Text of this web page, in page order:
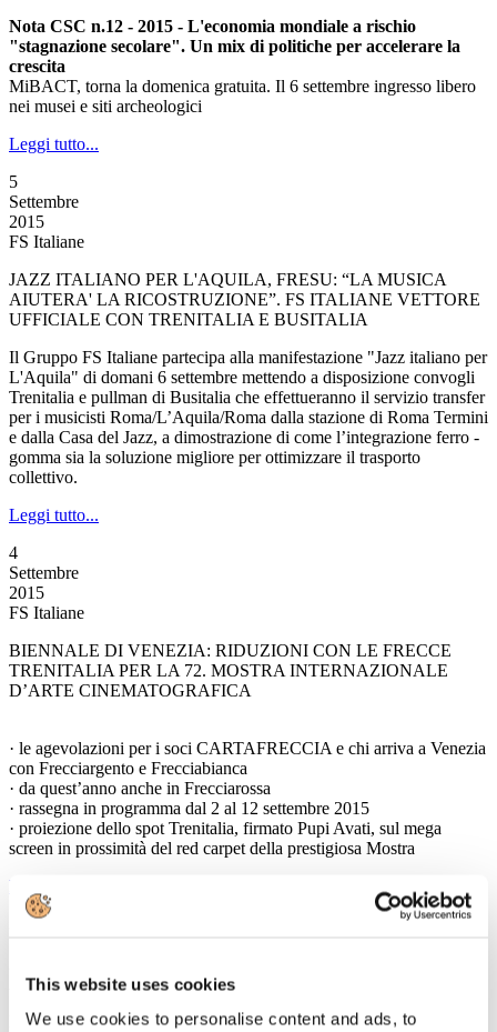
This website uses cookies
We use cookies to personalise content and ads, to
Nota CSC n.12 - 2015 - L'economia mondiale a rischio
"stagnazione secolare". Un mix di politiche per accelerare la
crescita
MiBACT, torna la domenica gratuita. Il 6 settembre ingresso libero
nei musei e siti archeologici
Leggi tutto...
5
Settembre
2015
FS Italiane
JAZZ ITALIANO PER L'AQUILA, FRESU: “LA MUSICA
AIUTERA' LA RICOSTRUZIONE”. FS ITALIANE VETTORE
UFFICIALE CON TRENITALIA E BUSITALIA
Il Gruppo FS Italiane partecipa alla manifestazione "Jazz italiano per
L'Aquila" di domani 6 settembre mettendo a disposizione convogli
Trenitalia e pullman di Busitalia che effettueranno il servizio transfer
per i musicisti Roma/L’Aquila/Roma dalla stazione di Roma Termini
e dalla Casa del Jazz, a dimostrazione di come l’integrazione ferro -
gomma sia la soluzione migliore per ottimizzare il trasporto
collettivo.
Leggi tutto...
4
Settembre
2015
FS Italiane
BIENNALE DI VENEZIA: RIDUZIONI CON LE FRECCE
TRENITALIA PER LA 72. MOSTRA INTERNAZIONALE
D’ARTE CINEMATOGRAFICA
· le agevolazioni per i soci CARTAFRECCIA e chi arriva a Venezia
con Frecciargento e Frecciabianca
· da quest’anno anche in Frecciarossa
· rassegna in programma dal 2 al 12 settembre 2015
· proiezione dello spot Trenitalia, firmato Pupi Avati, sul mega
screen in prossimità del red carpet della prestigiosa Mostra
Leggi tutto...
Associazione Italiana Confindustria Alberghi
Newsletter N. 139 del 03/09/2015